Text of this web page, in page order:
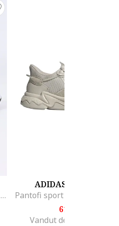
Pantofi sport cu garnitura din piele ecologica si detalii logo, Negru/Alb optic
ADIDAS ORIGINALS
611
Vandut de Fashion Days